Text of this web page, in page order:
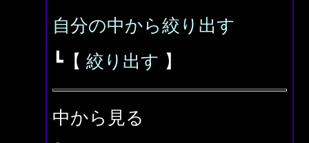
自分の中から絞り出す
┗【 絞り出す 】
中から見る